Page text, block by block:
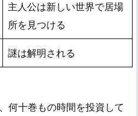
主人公は新しい世界で居場
所を見つける
謎は解明される
何十巻もの時間を投資して